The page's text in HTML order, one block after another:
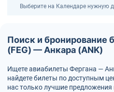
Выберите на Календаре нужную
Поиск и бронирование
(FEG) — Анкара (ANK)
Ищете авиабилеты Фергана —
найдете билеты по доступным
нас только лучшие предложения